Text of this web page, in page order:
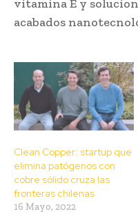
vitamina E y
acabados
Clean Copper: startup que
elimina patógenos con
cobre sólido cruza las
fronteras chilenas
16 Mayo, 2022